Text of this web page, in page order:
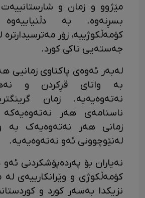
مێژوو و زمان و
بسڕنەوە. بە
کۆمەڵکوژییە، زۆر
جەستەیی تاکی کورد.
لەبەر ئەوەی پاکتاوی زمانیی
بە واتای قڕکردن و
نەتەوەیەیە. زمان
ناسنامەی هەر
زمانی هەر نەتەوەیەک بە
لەنێوچوونی ئەو نەتەوەیەیە.
نەیاران بۆ پەردەپۆشکردنی
کۆمەڵکوژی و وێرانکارییەی
نزیکدا بەسەر کورد و